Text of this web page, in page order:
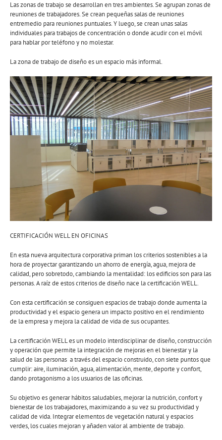
Las zonas de trabajo se desarrollan en tres ambientes. Se agrupan zonas de
reuniones de trabajadores. Se crean pequeñas salas de reuniones
entremedio para reuniones puntuales. Y luego, se crean unas salas
individuales para trabajos de concentración o donde acudir con el móvil
para hablar por teléfono y no molestar.
La zona de trabajo de diseño es un espacio más informal.
CERTIFICACIÓN WELL EN OFICINAS
En esta nueva arquitectura corporativa priman los criterios sostenibles a la
hora de proyectar garantizando un ahorro de energía, agua, mejora de
calidad, pero sobretodo, cambiando la mentalidad: los edificios son para las
personas. A raíz de estos criterios de diseño nace la certificación WELL.
Con esta certificación se consiguen espacios de trabajo donde aumenta la
productividad y el espacio genera un impacto positivo en el rendimiento
de la empresa y mejora la calidad de vida de sus ocupantes.
La certificación WELL es un modelo interdisciplinar de diseño, construcción
y operación que permite la integración de mejoras en el bienestar y la
salud de las personas a través del espacio construido, con siete puntos que
cumplir: aire, iluminación, agua, alimentación, mente, deporte y confort,
dando protagonismo a los usuarios de las oficinas.
Su objetivo es generar hábitos saludables, mejorar la nutrición, confort y
bienestar de los trabajadores, maximizando a su vez su productividad y
calidad de vida. Integrar elementos de vegetación natural y espacios
verdes, los cuales mejoran y añaden valor al ambiente de trabajo.